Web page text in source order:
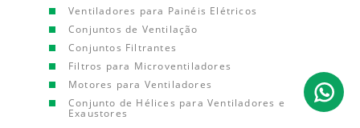
Ventiladores para Painéis Elétricos
Conjuntos de Ventilação
Conjuntos Filtrantes
Filtros para Microventiladores
Motores para Ventiladores
Conjunto de Hélices para Ventiladores e
Exaustores